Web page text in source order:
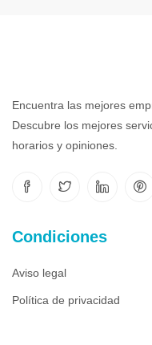
Encuentra las mejores
Descubre los mejores
horarios y opiniones.
Condiciones
Aviso legal
Política de privacidad